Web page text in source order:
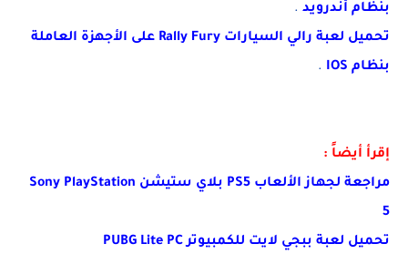
بنظام أندرويد .
تحميل لعبة رالي السيارات Rally Fury على الأجهزة العاملة
بنظام IOS
.
إقرأ أيضاً :
مراجعة لجهاز الألعاب PS5 بلاي ستيشن Sony PlayStation
5
تحميل لعبة ببجي لايت للكمبيوتر PUBG Lite PC